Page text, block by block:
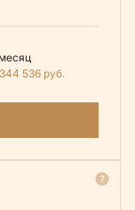
344 536 руб.